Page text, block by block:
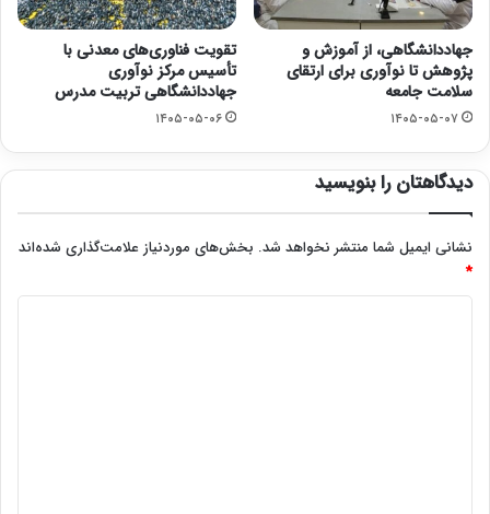
جهاددانشگاهی، از آموزش و
پژوهش تا نوآوری برای ارتقای
سلامت جامعه
۱۴۰۵-۰۵-۰۷
تقویت فناوری‌های معدنی با
تأسیس مرکز نوآوری
جهاددانشگاهی تربیت مدرس
۱۴۰۵-۰۵-۰۶
دیدگاهتان را بنویسید
نشانی ایمیل شما منتشر نخواهد شد. بخش‌های موردنیاز علامت‌گذاری شده‌اند
*